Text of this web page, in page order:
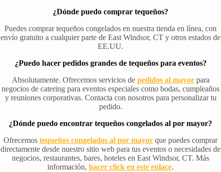
¿Dónde puedo comprar tequeños?
Puedes comprar tequeños congelados en nuestra tienda en línea, con
envío gratuito a cualquier parte de East Windsor, CT y otros estados de
EE.UU.
¿Puedo hacer pedidos grandes de tequeños para eventos?
Absolutamente. Ofrecemos servicios de pedidos al mayorpara
negocios de catering para eventos especiales como bodas, cumpleaños
y reuniones corporativas. Contacta con nosotros para personalizar tu
pedido.
¿Dónde puedo encontrar tequeños congelados al por mayor?
Ofrecemos tequeños congelados al por mayor que puedes comprar
directamente desde nuestro sitio web para tus eventos o necesidades de
negocios, restaurantes, bares, hoteles en East Windsor, CT. Más
información, hacer click en este enlace.